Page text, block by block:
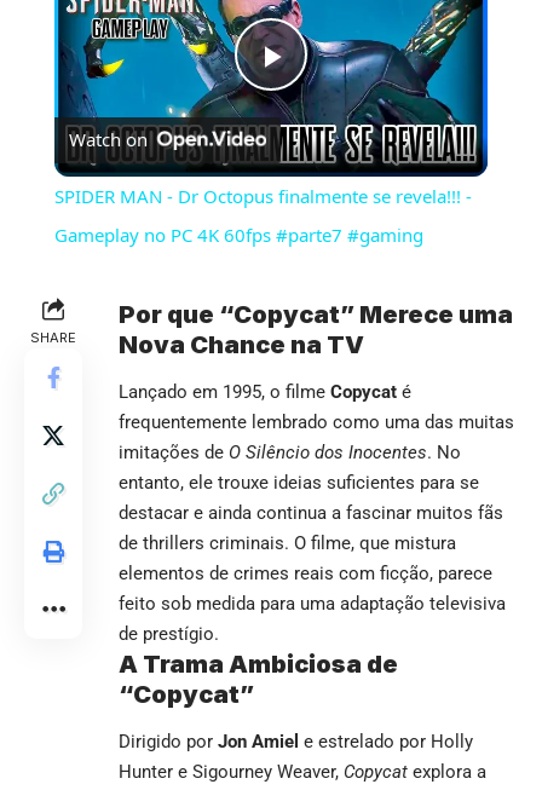
Play
Video
Watch on
SPIDER MAN - Dr Octopus finalmente se revela!!! -
Gameplay no PC 4K 60fps #parte7 #gaming
SHARE
Por que “Copycat” Merece uma
Nova Chance na TV
Lançado em 1995, o filme Copycat é
frequentemente lembrado como uma das muitas
imitações de O Silêncio dos Inocentes. No
entanto, ele trouxe ideias suficientes para se
destacar e ainda continua a fascinar muitos fãs
de thrillers criminais. O filme, que mistura
elementos de crimes reais com ficção, parece
feito sob medida para uma adaptação televisiva
de prestígio.
A Trama Ambiciosa de
“Copycat”
Dirigido por Jon Amiel e estrelado por Holly
Hunter e Sigourney Weaver, Copycat explora a